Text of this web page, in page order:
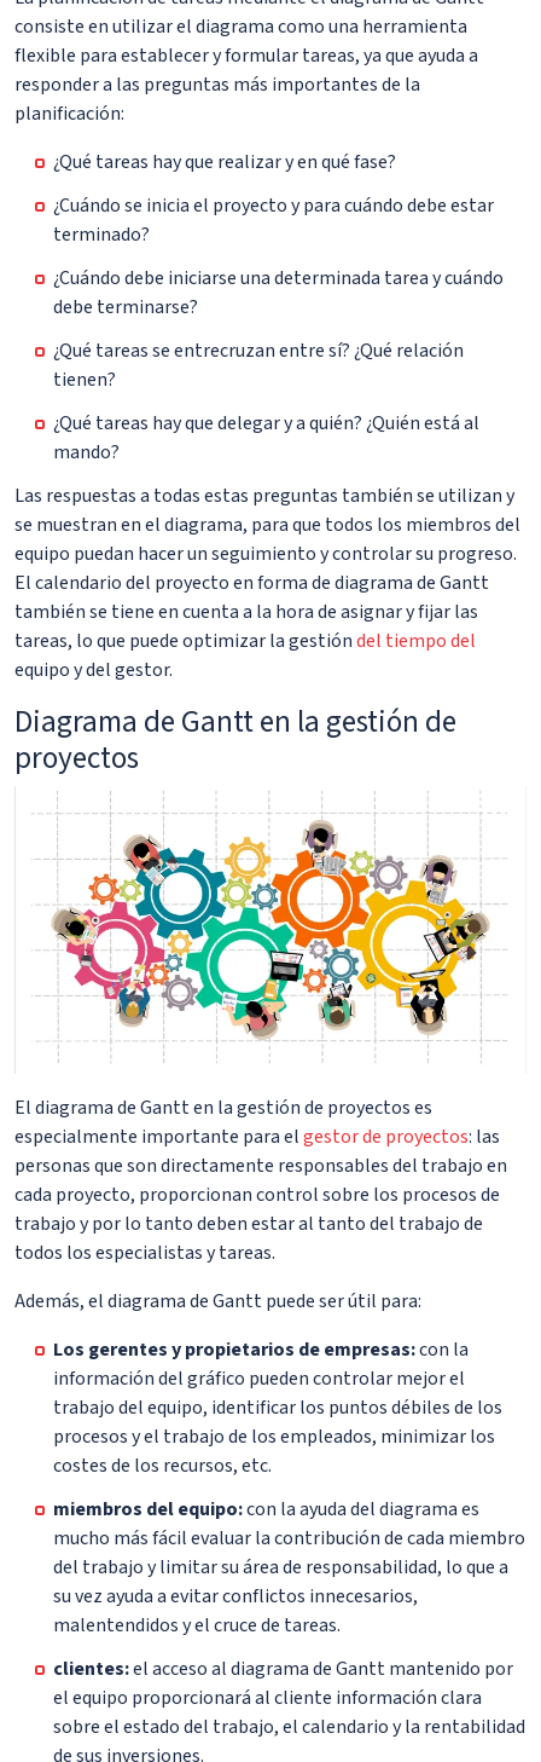
consiste en utilizar el diagrama como una herramienta
flexible para establecer y formular tareas, ya que ayuda a
responder a las preguntas más importantes de la
planificación:
¿Qué tareas hay que realizar y en qué fase?
¿Cuándo se inicia el proyecto y para cuándo debe estar
terminado?
¿Cuándo debe iniciarse una determinada tarea y cuándo
debe terminarse?
¿Qué tareas se entrecruzan entre sí? ¿Qué relación
tienen?
¿Qué tareas hay que delegar y a quién? ¿Quién está al
mando?
Las respuestas a todas estas preguntas también se utilizan y
se muestran en el diagrama, para que todos los miembros del
equipo puedan hacer un seguimiento y controlar su progreso.
El calendario del proyecto en forma de diagrama de Gantt
también se tiene en cuenta a la hora de asignar y fijar las
tareas, lo que puede optimizar la gestióndel tiempo del
equipo y del gestor.
Diagrama de Gantt en la gestión de
proyectos
El diagrama de Gantt en la gestión de proyectos es
especialmente importante para elgestor de proyectos: las
personas que son directamente responsables del trabajo en
cada proyecto, proporcionan control sobre los procesos de
trabajo y por lo tanto deben estar al tanto del trabajo de
todos los especialistas y tareas.
Además, el diagrama de Gantt puede ser útil para:
Los gerentes y propietarios de empresas:con la
información del gráfico pueden controlar mejor el
trabajo del equipo, identificar los puntos débiles de los
procesos y el trabajo de los empleados, minimizar los
costes de los recursos, etc.
miembros del equipo:con la ayuda del diagrama es
mucho más fácil evaluar la contribución de cada miembro
del trabajo y limitar su área de responsabilidad, lo que a
su vez ayuda a evitar conflictos innecesarios,
malentendidos y el cruce de tareas.
clientes:el acceso al diagrama de Gantt mantenido por
el equipo proporcionará al cliente información clara
sobre el estado del trabajo, el calendario y la rentabilidad
de sus inversiones.